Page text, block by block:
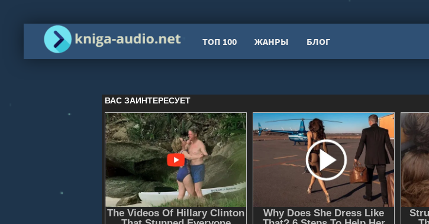
ТОП 100 ЖАНРЫ БЛОГ